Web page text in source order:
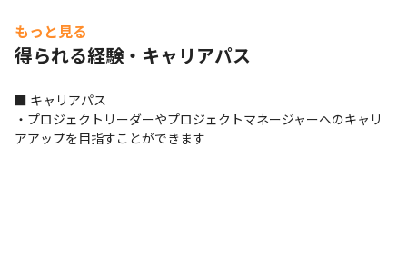
もっと見る
得られる経験・キャリアパス
■ キャリアパス
・プロジェクトリーダーやプロジェクトマネージャーへのキャリ
アアップを目指すことができます